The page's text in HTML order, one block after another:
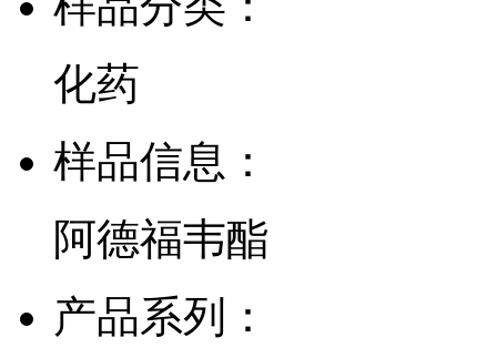
化药
样品信息：
阿德福韦酯
产品系列：